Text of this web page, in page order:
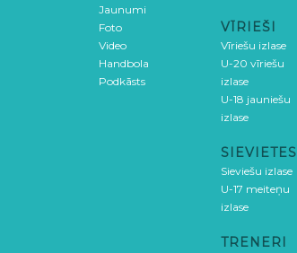
Jaunumi
Foto
Video
Handbola
Podkāsts
VĪRIEŠI
Vīriešu izlase
U-20 vīriešu
izlase
U-18 jauniešu
izlase
SIEVIETES
Sieviešu izlase
U-17 meiteņu
izlase
TRENERI